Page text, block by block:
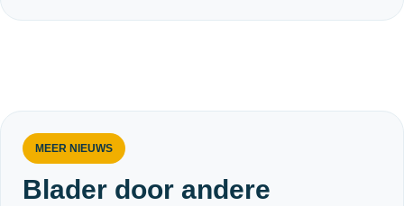
MEER NIEUWS
Blader door andere